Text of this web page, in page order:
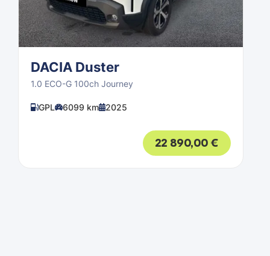
DACIA Duster
1.0 ECO-G 100ch Journey
GPL 6099 km 2025
22 890,00€